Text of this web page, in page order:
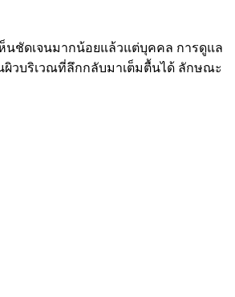
นชัดเจนมากน้อยแล้วแต่บุคคล การดูแล
ผิวบริเวณที่ลึกกลับมาเต็มตื้นได้ ลักษณะ